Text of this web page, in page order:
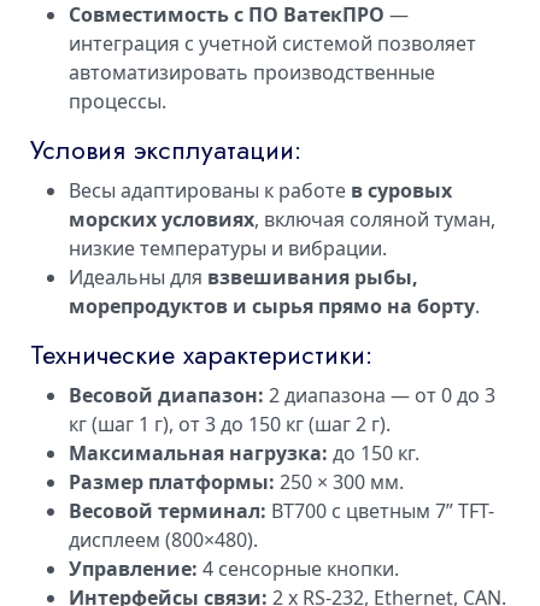
Совместимость с ПО ВатекПРО —
интеграция с учетной системой позволяет
автоматизировать производственные
процессы.
Условия эксплуатации:
Весы адаптированы к работе в суровых
морских условиях, включая соляной туман,
низкие температуры и вибрации.
Идеальны для взвешивания рыбы,
морепродуктов и сырья прямо на борту.
Технические характеристики:
Весовой диапазон: 2 диапазона — от 0 до 3
кг (шаг 1 г), от 3 до 150 кг (шаг 2 г).
Максимальная нагрузка: до 150 кг.
Размер платформы: 250 × 300 мм.
Весовой терминал: ВТ700 с цветным 7” TFT-
дисплеем (800×480).
Управление: 4 сенсорные кнопки.
Интерфейсы связи: 2 x RS-232, Ethernet, CAN.